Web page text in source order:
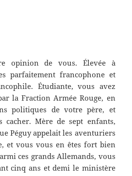
opinion de vous. Élevée à
parfaitement francophone et
Étudiante, vous avez
la Fraction Armée Rouge, en
politiques de votre père, et
cacher. Mère de sept enfants,
Péguy appelait les aventuriers
et vous vous en êtes fort bien
ces grands Allemands, vous
cinq ans et demi le ministère